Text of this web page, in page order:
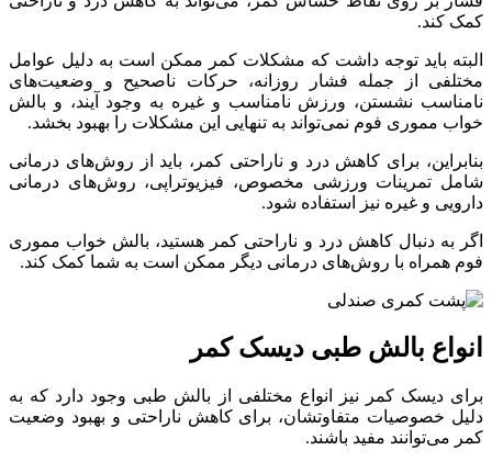
کمک کند.
البته باید توجه داشت که مشکلات کمر ممکن است به دلیل عوامل
مختلفی از جمله فشار روزانه، حرکات ناصحیح و وضعیت‌های
نامناسب نشستن، ورزش نامناسب و غیره به وجود آیند، و بالش
خواب مموری فوم نمی‌تواند به تنهایی این مشکلات را بهبود بخشد.
بنابراین، برای کاهش درد و ناراحتی کمر، باید از روش‌های درمانی
شامل تمرینات ورزشی مخصوص، فیزیوتراپی، روش‌های درمانی
دارویی و غیره نیز استفاده شود.
اگر به دنبال کاهش درد و ناراحتی کمر هستید، بالش خواب مموری
فوم همراه با روش‌های درمانی دیگر ممکن است به شما کمک کند.
انواع بالش طبی دیسک کمر
برای دیسک کمر نیز انواع مختلفی از بالش طبی وجود دارد که به
دلیل خصوصیات متفاوتشان، برای کاهش ناراحتی و بهبود وضعیت
کمر می‌توانند مفید باشند.